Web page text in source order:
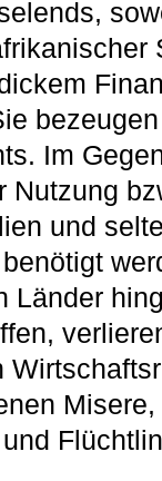
Im
Nutzung
und
Länder